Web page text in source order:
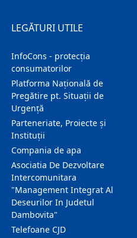
LEGĂTURI UTILE
InfoCons - protecția
consumatorilor
Platforma Națională de
Pregătire pt. Situații de
Urgență
Parteneriate, Proiecte și
Instituții
Compania de apa
Asociatia De Dezvoltare
Intercomunitara
"Management Integrat Al
Deseurilor In Judetul
Dambovita"
Telefoane CJD